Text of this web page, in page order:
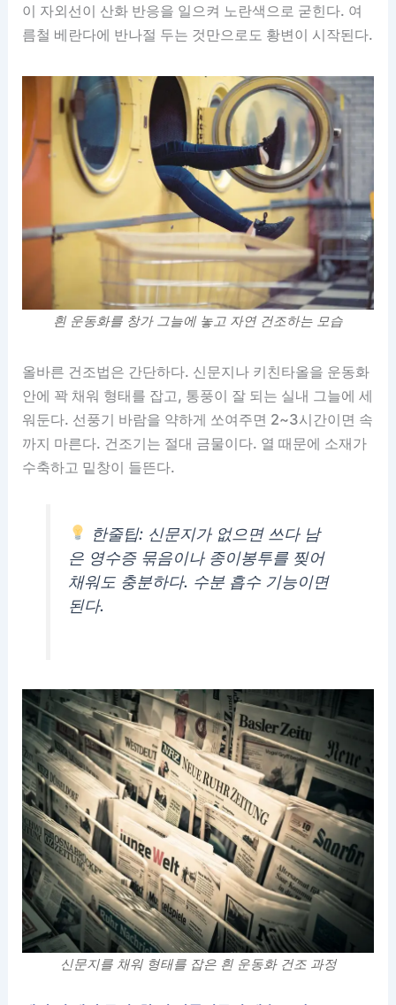
이 자외선이 산화 반응을 일으켜 노란색으로 굳힌다. 여
름철 베란다에 반나절 두는 것만으로도 황변이 시작된다.
흰 운동화를 창가 그늘에 놓고 자연 건조하는 모습
올바른 건조법은 간단하다. 신문지나 키친타올을 운동화
안에 꽉 채워 형태를 잡고, 통풍이 잘 되는 실내 그늘에 세
워둔다. 선풍기 바람을 약하게 쏘여주면 2~3시간이면 속
까지 마른다. 건조기는 절대 금물이다. 열 때문에 소재가
수축하고 밑창이 들뜬다.
한줄팁: 신문지가 없으면 쓰다 남
은 영수증 묶음이나 종이봉투를 찢어
채워도 충분하다. 수분 흡수 기능이면
된다.
신문지를 채워 형태를 잡은 흰 운동화 건조 과정